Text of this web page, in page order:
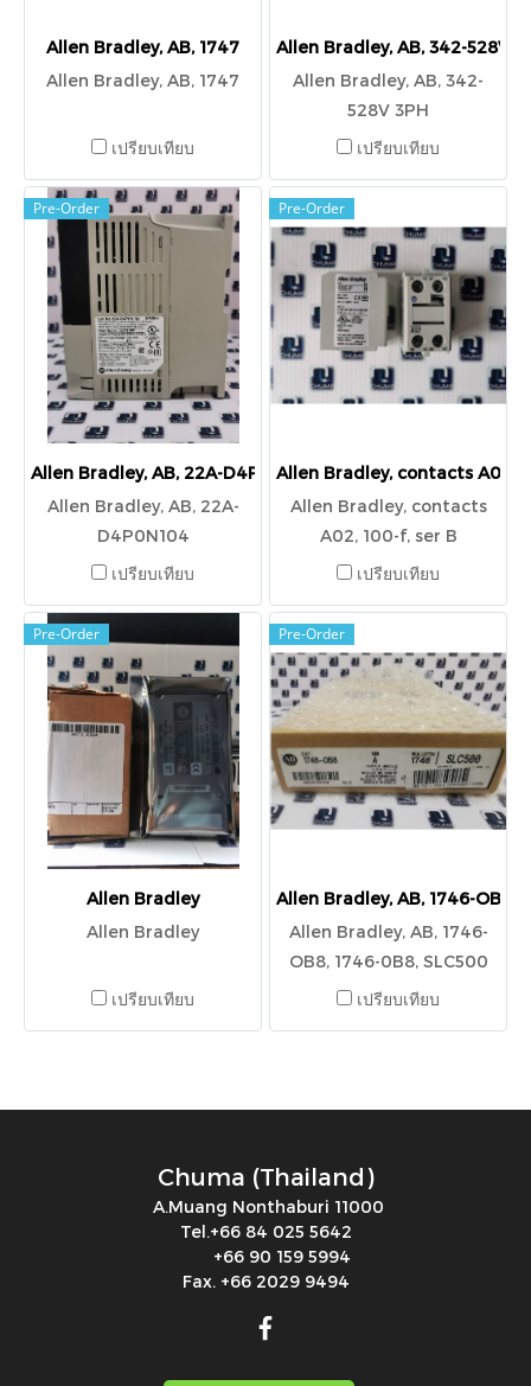
Allen Bradley, AB, 1747
Allen Bradley, AB, 1747
เปรียบเทียบ
Allen Bradley, AB, 342-528V
Allen Bradley, AB, 342-
528V 3PH
เปรียบเทียบ
Pre-Order
Allen Bradley, AB, 22A-D4P0N104
Allen Bradley, AB, 22A-
D4P0N104
เปรียบเทียบ
Pre-Order
Allen Bradley, contacts A02,
Allen Bradley, contacts
A02, 100-f, ser B
เปรียบเทียบ
Pre-Order
Allen Bradley
Allen Bradley
เปรียบเทียบ
Pre-Order
Allen Bradley, AB, 1746-OB8,
Allen Bradley, AB, 1746-
OB8, 1746-0B8, SLC500
เปรียบเทียบ
Chuma (Thailand)
A.Muang Nonthaburi 11000
Tel.+66 84 025 5642
+66 90 159 5994
Fax. +66 2029 9494